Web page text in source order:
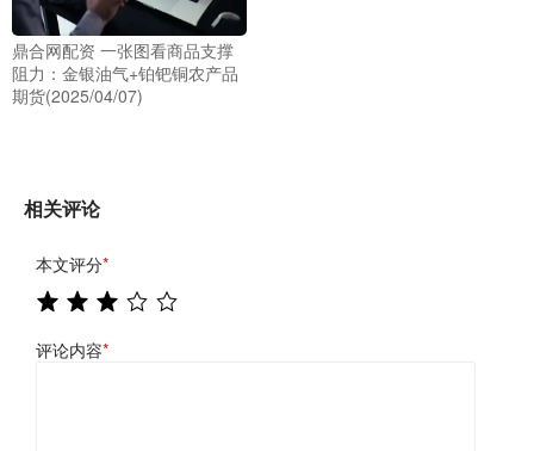
鼎合网配资 一张图看商品支撑
阻力：金银油气+铂钯铜农产品
期货(2025/04/07)
相关评论
本文评分*
评论内容*